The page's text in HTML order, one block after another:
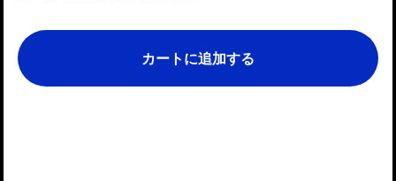
カートに追加する